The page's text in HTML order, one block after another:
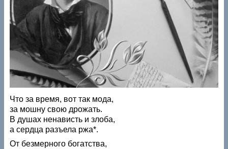
Что за время, вот так мода,
за мошну свою дрожать.
В душах ненависть и злоба,
а сердца разъела ржа*.
От безмерного богатства,